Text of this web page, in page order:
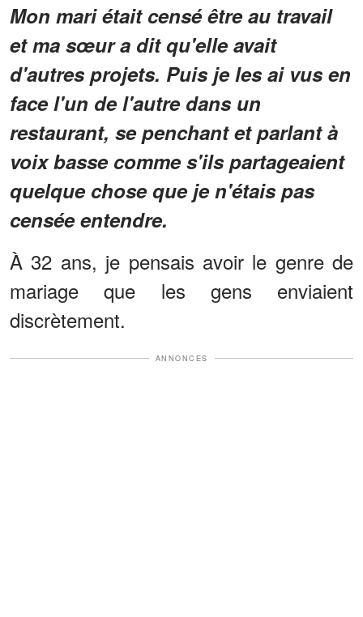
Mon mari était censé être au travail
et ma sœur a dit qu'elle avait
d'autres projets. Puis je les ai vus en
face l'un de l'autre dans un
restaurant, se penchant et parlant à
voix basse comme s'ils partageaient
quelque chose que je n'étais pas
censée entendre.
À 32 ans, je pensais avoir le genre de
mariage que les gens enviaient
discrètement.
ANNONCES